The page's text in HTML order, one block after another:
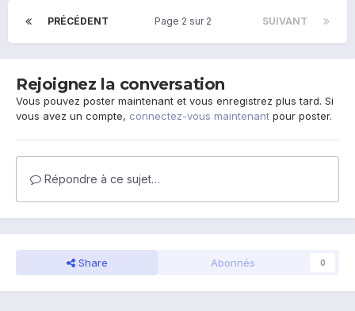
PRÉCÉDENT SUIVANT
Page 2 sur 2
Rejoignez la conversation
Vous pouvez poster maintenant et vous enregistrez plus tard. Si
vous avez un compte, connectez-vous maintenant pour poster.
Répondre à ce sujet…
Share Abonnés 0